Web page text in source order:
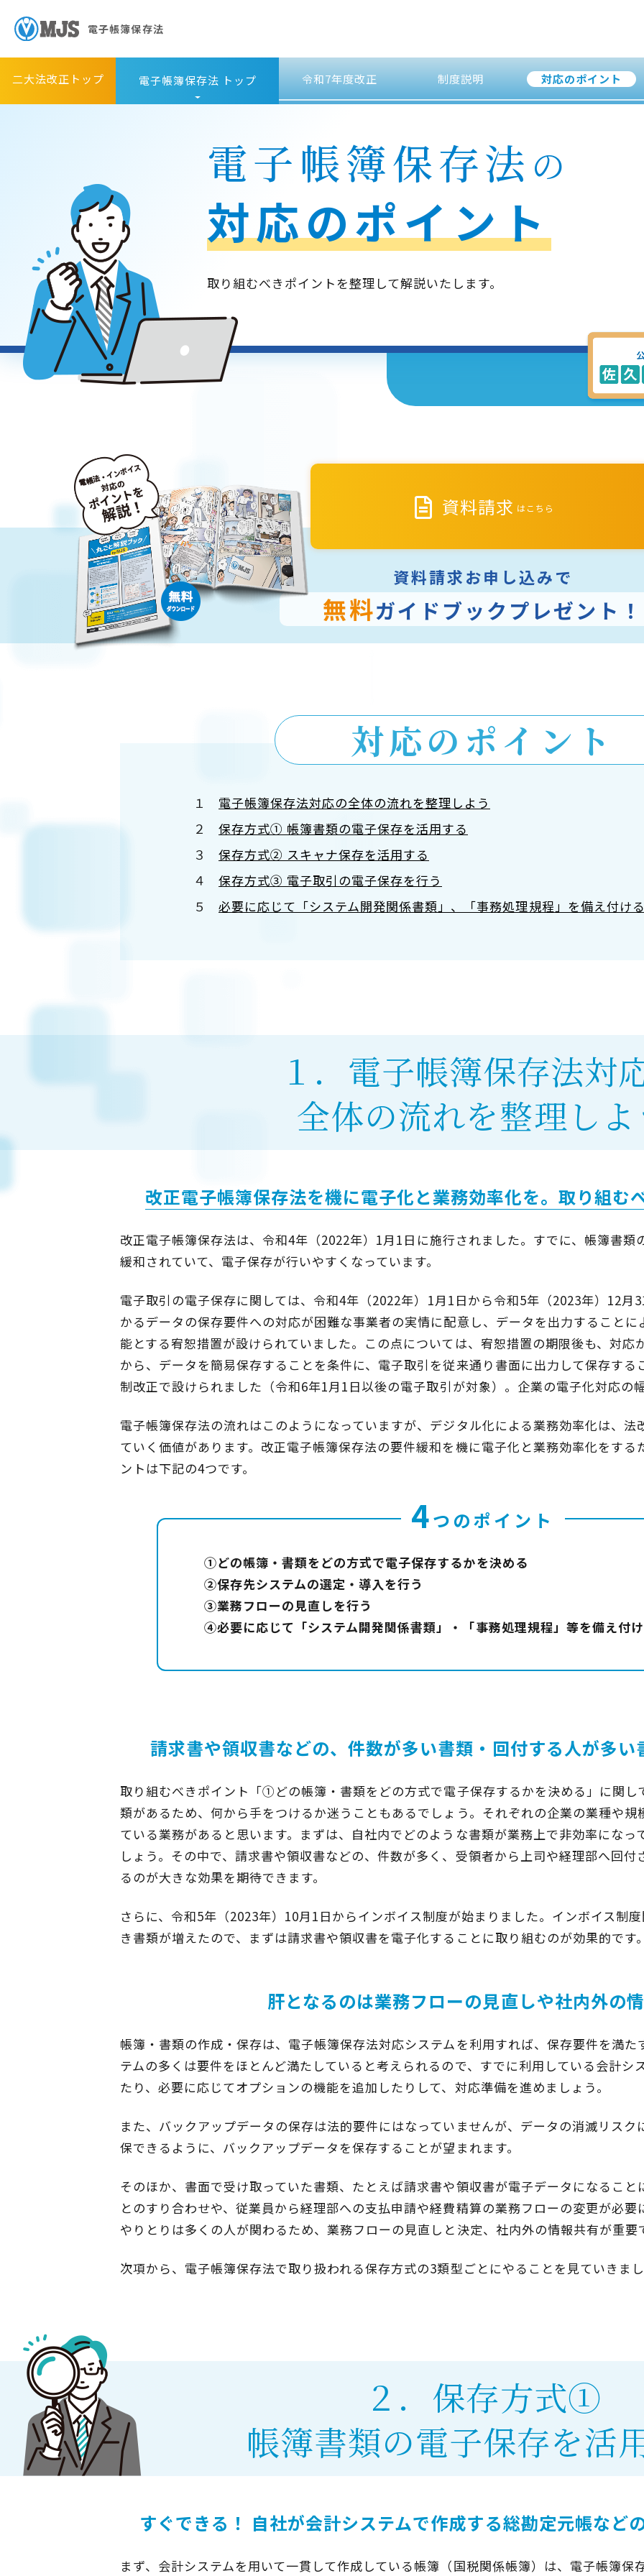
電子帳簿保存法
二大法改正トップ 電子帳簿保存法 トップ 令和7年度改正 制度説明 対応のポイント
電子帳簿保存法 の
対応のポイント
取り組むべきポイントを整理して解説いたします。
資料請求 はこちら
資料請求お申し込みで
無料ガイドブックプレゼント！
対応のポイント
１
電子帳簿保存法対応の全体の流れを整理しよう
２
保存方式① 帳簿書類の電子保存を活用する
３
保存方式② スキャナ保存を活用する
４
保存方式③ 電子取引の電子保存を行う
５
必要に応じて「システム開発関係書類」、「事務処理規程」を備え付け
１．電子帳簿保存法対
全体の流れを整理し
改正電子帳簿保存法を機に電子化と業務効率化を。取り組む
改正電子帳簿保存法は、令和4年（2022年）1月1日に施行されました。すでに、帳簿書
緩和されていて、電子保存が行いやすくなっています。
電子取引の電子保存に関しては、令和4年（2022年）1月1日から令和5年（2023年）12月
かるデータの保存要件への対応が困難な事業者の実情に配意し、データを出力すること
能とする宥恕措置が設けられていました。この点については、宥恕措置の期限後も、対
から、データを簡易保存することを条件に、電子取引を従来通り書面に出力して保存す
制改正で設けられました（令和6年1月1日以後の電子取引が対象）。企業の電子化対応の
電子帳簿保存法の流れはこのようになっていますが、デジタル化による業務効率化は、法
ていく価値があります。改正電子帳簿保存法の要件緩和を機に電子化と業務効率化をす
ントは下記の4つです。
4つのポイント
①どの帳簿・書類をどの方式で電子保存するかを決める
②保存先システムの選定・導入を行う
③業務フローの見直しを行う
④必要に応じて「システム開発関係書類」・「事務処理規程」等を備え付
請求書や領収書などの、件数が多い書類・回付する人が多
取り組むべきポイント「①どの帳簿・書類をどの方式で電子保存するかを決める」に関
類があるため、何から手をつけるか迷うこともあるでしょう。それぞれの企業の業種や
ている業務があると思います。まずは、自社内でどのような書類が業務上で非効率にな
しょう。その中で、請求書や領収書などの、件数が多く、受領者から上司や経理部へ回
るのが大きな効果を期待できます。
さらに、令和5年（2023年）10月1日からインボイス制度が始まりました。インボイス制
き書類が増えたので、まずは請求書や領収書を電子化することに取り組むのが効果的です
肝となるのは業務フローの見直しや社内外の
帳簿・書類の作成・保存は、電子帳簿保存法対応システムを利用すれば、保存要件を満
テムの多くは要件をほとんど満たしていると考えられるので、すでに利用している会計シ
たり、必要に応じてオプションの機能を追加したりして、対応準備を進めましょう。
また、バックアップデータの保存は法的要件にはなっていませんが、データの消滅リス
保できるように、バックアップデータを保存することが望まれます。
そのほか、書面で受け取っていた書類、たとえば請求書や領収書が電子データになるこ
とのすり合わせや、従業員から経理部への支払申請や経費精算の業務フローの変更が必
やりとりは多くの人が関わるため、業務フローの見直しと決定、社内外の情報共有が重要
次項から、電子帳簿保存法で取り扱われる保存方式の3類型ごとにやることを見ていきま
２．保存方式①
帳簿書類の電子保存を活
すぐできる！ 自社が会計システムで作成する総勘定元帳など
まず、会計システムを用いて一貫して作成している帳簿（国税関係帳簿）は、電子帳簿保